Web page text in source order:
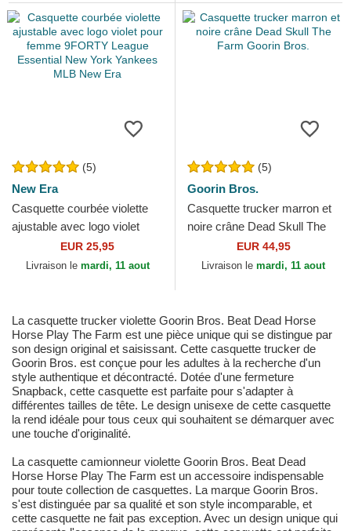
(5)
New Era
Casquette courbée violette
ajustable avec logo violet
pour femme 9FORTY
League Essential New York...
EUR 25,95
Livraison le mardi, 11 aout
(5)
Goorin Bros.
Casquette trucker marron et
noire crâne Dead Skull The
Farm Goorin Bros.
EUR 44,95
Livraison le mardi, 11 aout
La casquette trucker violette Goorin Bros. Beat Dead Horse
Horse Play The Farm est une pièce unique qui se distingue par
son design original et saisissant. Cette casquette trucker de
Goorin Bros. est conçue pour les adultes à la recherche d'un
style authentique et décontracté. Dotée d'une fermeture
Snapback, cette casquette est parfaite pour s'adapter à
différentes tailles de tête. Le design unisexe de cette casquette
la rend idéale pour tous ceux qui souhaitent se démarquer avec
une touche d'originalité.
La casquette camionneur violette Goorin Bros. Beat Dead
Horse Horse Play The Farm est un accessoire indispensable
pour toute collection de casquettes. La marque Goorin Bros.
s'est distinguée par sa qualité et son style incomparable, et
cette casquette ne fait pas exception. Avec un design unique qui